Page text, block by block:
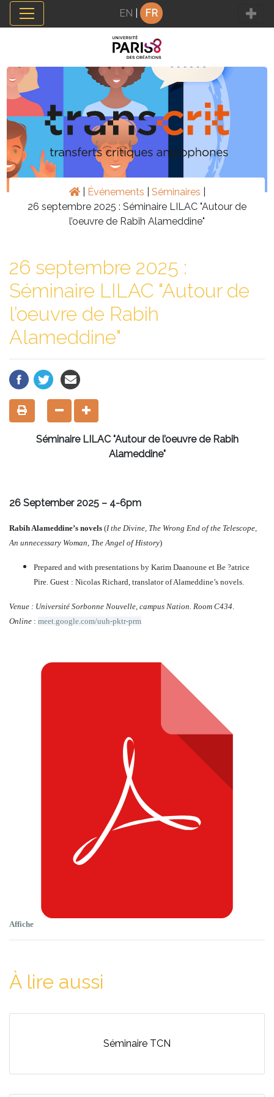
Panneau de gestion des cookies
EN FR
Événements Séminaires
26 septembre 2025 : Séminaire LILAC "Autour de
l’oeuvre de Rabih Alameddine"
26 septembre 2025 :
Séminaire LILAC "Autour de
l’oeuvre de Rabih
Alameddine"
Séminaire LILAC "Autour de l’oeuvre de Rabih
Alameddine"
26 September 2025 – 4-6pm
Rabih Alameddine’s novels (I the Divine, The Wrong End of the Telescope,
An unnecessary Woman, The Angel of History)
Prepared and with presentations by Karim Daanoune et Be ?atrice
Pire. Guest : Nicolas Richard, translator of Alameddine’s novels.
Venue : Université Sorbonne Nouvelle, campus Nation. Room C434.
Online : meet.google.com/uuh-pktr-prm
Affiche
À lire aussi
Séminaire TCN